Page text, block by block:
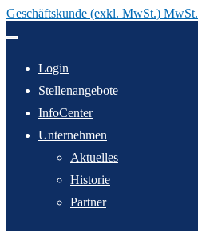
Geschäftskunde (exkl. MwSt.) MwSt.
Inhalt
Login
Stellenangebote
InfoCenter
Unternehmen
Aktuelles
Historie
Partner